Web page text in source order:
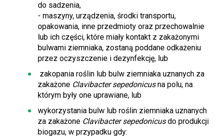
do sadzenia,
- maszyny, urządzenia, środki transportu,
opakowania, inne przedmioty oraz przechowalnie
lub ich części, które miały kontakt z zakażonymi
bulwami ziemniaka, zostaną poddane odkażeniu
przez oczyszczenie i dezynfekcję, lub
zakopania roślin lub bulw ziemniaka uznanych za
zakażone Clavibacter sepedonicusna polu, na
którym były one uprawiane, lub
wykorzystania bulw lub roślin ziemniaka uznanych
za zakażone Clavibacter sepedonicusdo produkcji
biogazu, w przypadku gdy: